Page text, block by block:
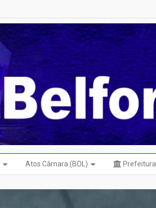
Atos Câmara (BOL) Prefeitura